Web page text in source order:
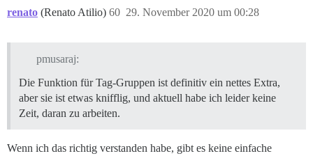
renato (Renato Atilio) 29. November 2020 um 00:28
60
pmusaraj:
Die Funktion für Tag-Gruppen ist definitiv ein nettes Extra,
aber sie ist etwas knifflig, und aktuell habe ich leider keine
Zeit, daran zu arbeiten.
Wenn ich das richtig verstanden habe, gibt es keine einfache